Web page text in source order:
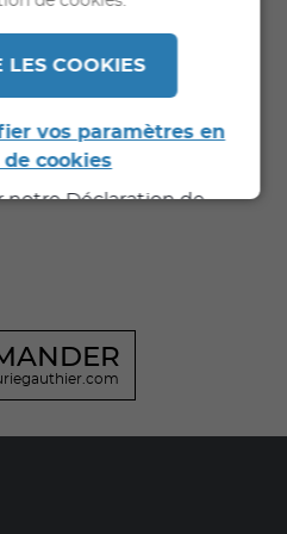
LES COOKIES
vos paramètres en
cookies
notre Déclaration de
de plus amples